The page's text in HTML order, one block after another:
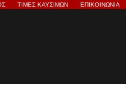
ΤΙΜΕΣ ΚΑΥΣΙΜΩΝ ΕΠΙΚΟΙΝΩΝΙΑ